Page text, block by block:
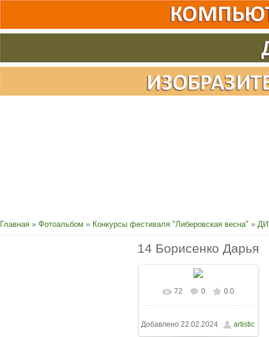
Главная » Фотоальбом » Конкурсы фестиваля "Либеровская весна" »
14 Борисенко Дарья
72 0 0.0
Добавлено 22.02.2024 artistic